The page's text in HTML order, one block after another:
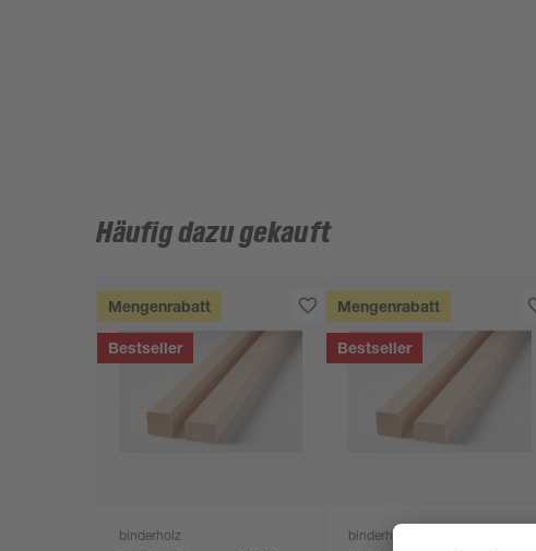
Häufig dazu gekauft
Mengenrabatt
Bestseller
binderholz
Mengenrabatt
Bestseller
binderholz